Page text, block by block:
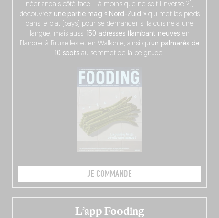
néerlandais côté face – à moins que ne soit l’inverse ?),
découvrez une partie mag « Nord-Zuid » qui met les pieds
dans le plat (pays) pour se demander si la cuisine a une
langue, mais aussi 150 adresses flambant neuvesen
Flandre, à Bruxelles et en Wallonie, ainsi qu’ un palmarès de
10 spots au sommet de la belgitude.
JE COMMANDE
L’app Fooding